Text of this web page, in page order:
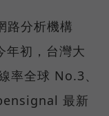
路分析機構
初，台灣大
率全球 No.3、
最新